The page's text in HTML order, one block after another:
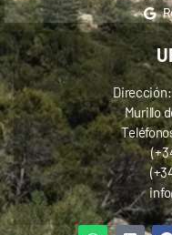
Murillo